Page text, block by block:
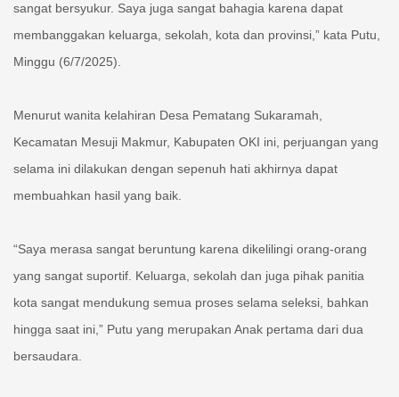
sangat bersyukur. Saya juga sangat bahagia karena dapat
membanggakan keluarga, sekolah, kota dan provinsi,” kata Putu,
Minggu (6/7/2025).
Menurut wanita kelahiran Desa Pematang Sukaramah,
Kecamatan Mesuji Makmur, Kabupaten OKI ini, perjuangan yang
selama ini dilakukan dengan sepenuh hati akhirnya dapat
membuahkan hasil yang baik.
“Saya merasa sangat beruntung karena dikelilingi orang-orang
yang sangat suportif. Keluarga, sekolah dan juga pihak panitia
kota sangat mendukung semua proses selama seleksi, bahkan
hingga saat ini,” Putu yang merupakan Anak pertama dari dua
bersaudara.